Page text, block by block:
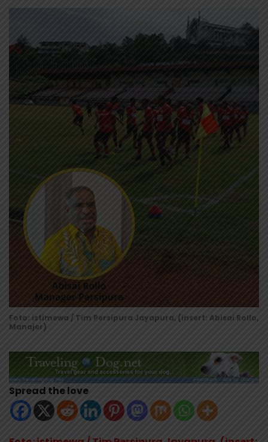
Foto: istimewa / Tim Persipura Jayapura, (insert: Abisai Rollo,
Manajer)
Spread the love